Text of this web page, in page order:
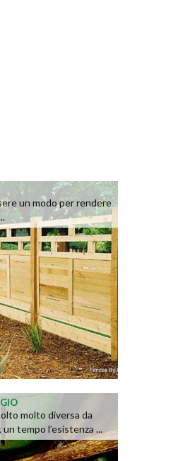
un modo per rendere
molto diversa da
tempo l’esistenza ...